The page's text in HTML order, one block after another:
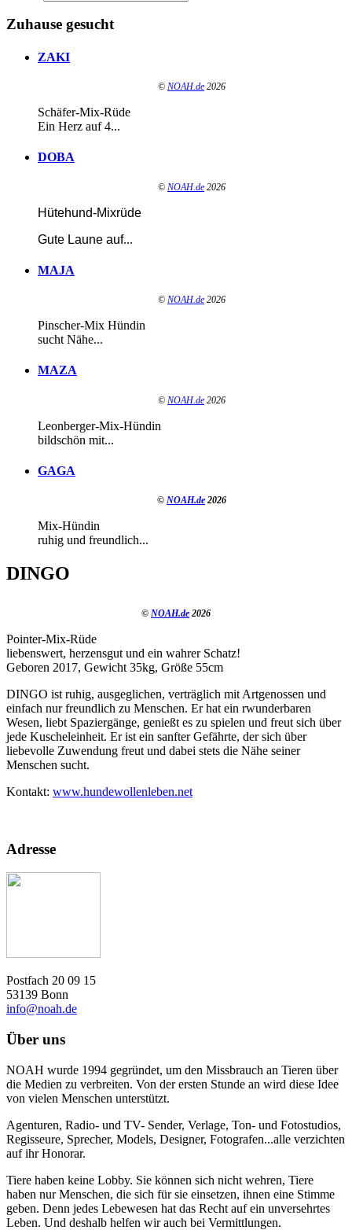
Zuhause gesucht
ZAKI
© NOAH.de 2026
Schäfer-Mix-Rüde
Ein Herz auf 4...
DOBA
© NOAH.de 2026
Hütehund-Mixrüde
Gute Laune auf...
MAJA
© NOAH.de 2026
Pinscher-Mix Hündin
sucht Nähe...
MAZA
© NOAH.de 2026
Leonberger-Mix-Hündin
bildschön mit...
GAGA
© NOAH.de 2026
Mix-Hündin
ruhig und freundlich...
DINGO
© NOAH.de 2026
Pointer-Mix-Rüde
liebenswert, herzensgut und ein wahrer Schatz!
Geboren 2017, Gewicht 35kg, Größe 55cm
DINGO ist ruhig, ausgeglichen, verträglich mit Artgenossen und
einfach nur freundlich zu Menschen. Er hat ein rwunderbaren
Wesen, liebt Spaziergänge, genießt es zu spielen und freut sich über
jede Kuscheleinheit. Er ist ein sanfter Gefährte, der sich über
liebevolle Zuwendung freut und dabei stets die Nähe seiner
Menschen sucht.
Kontakt: www.hundewollenleben.net
Adresse
Postfach 20 09 15
53139 Bonn
info@noah.de
Über uns
NOAH wurde 1994 gegründet, um den Missbrauch an Tieren über
die Medien zu verbreiten. Von der ersten Stunde an wird diese Idee
von vielen Menschen unterstützt.
Agenturen, Radio- und TV- Sender, Verlage, Ton- und Fotostudios,
Regisseure, Sprecher, Models, Designer, Fotografen...alle verzichten
auf ihr Honorar.
Tiere haben keine Lobby. Sie können sich nicht wehren, Tiere
haben nur Menschen, die sich für sie einsetzen, ihnen eine Stimme
geben. Denn jedes Lebewesen hat das Recht auf ein unversehrtes
Leben. Und deshalb helfen wir auch bei Vermittlungen.